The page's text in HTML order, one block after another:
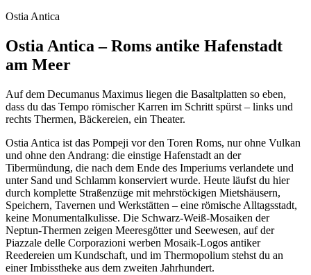
Ostia Antica
Ostia Antica – Roms antike Hafenstadt
am Meer
Auf dem Decumanus Maximus liegen die Basaltplatten so eben,
dass du das Tempo römischer Karren im Schritt spürst – links und
rechts Thermen, Bäckereien, ein Theater.
Ostia Antica ist das Pompeji vor den Toren Roms, nur ohne Vulkan
und ohne den Andrang: die einstige Hafenstadt an der
Tibermündung, die nach dem Ende des Imperiums verlandete und
unter Sand und Schlamm konserviert wurde. Heute läufst du hier
durch komplette Straßenzüge mit mehrstöckigen Mietshäusern,
Speichern, Tavernen und Werkstätten – eine römische Alltagsstadt,
keine Monumentalkulisse. Die Schwarz-Weiß-Mosaiken der
Neptun-Thermen zeigen Meeresgötter und Seewesen, auf der
Piazzale delle Corporazioni werben Mosaik-Logos antiker
Reedereien um Kundschaft, und im Thermopolium stehst du an
einer Imbisstheke aus dem zweiten Jahrhundert.